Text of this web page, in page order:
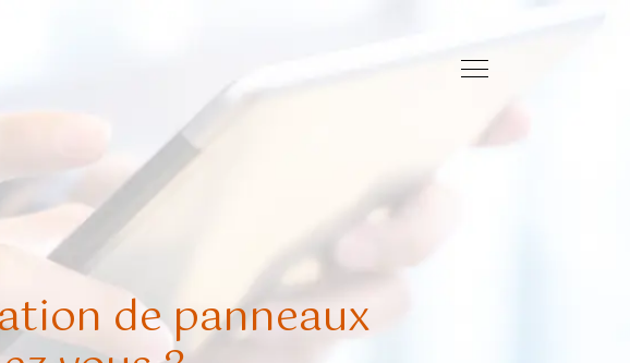
de panneaux